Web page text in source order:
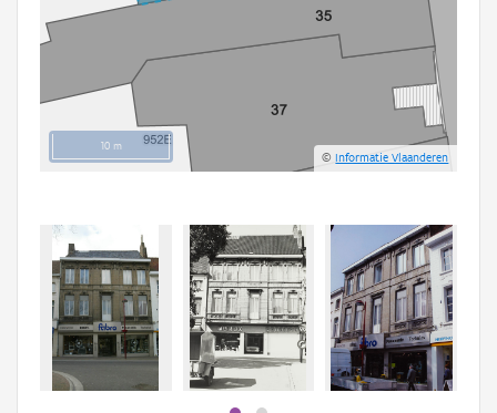
10 m
©Informatie Vlaanderen